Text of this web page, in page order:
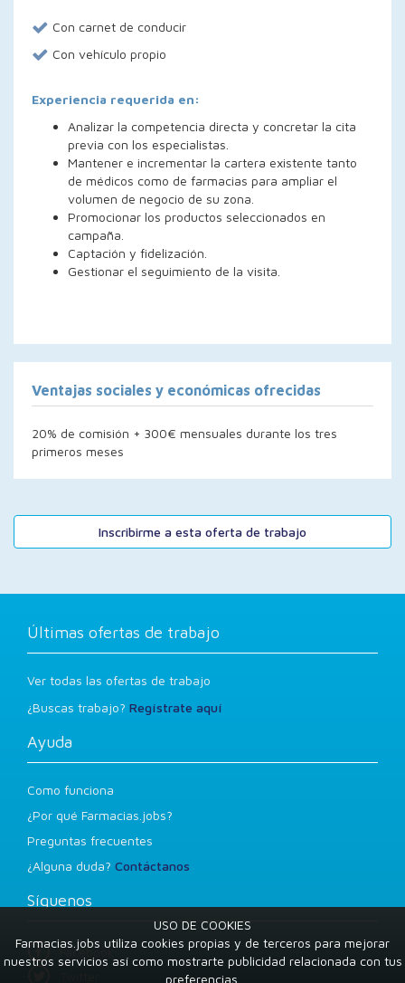
Con carnet de conducir
Con vehículo propio
Experiencia requerida en:
Analizar la competencia directa y concretar la cita
previa con los especialistas.
Mantener e incrementar la cartera existente tanto
de médicos como de farmacias para ampliar el
volumen de negocio de su zona.
Promocionar los productos seleccionados en
campaña.
Captación y fidelización.
Gestionar el seguimiento de la visita.
Ventajas sociales y económicas ofrecidas
20% de comisión + 300€ mensuales durante los tres
primeros meses
Inscribirme a esta oferta de trabajo
Últimas ofertas de trabajo
Ver todas las ofertas de trabajo
¿Buscas trabajo? Regístrate aquí
Ayuda
Como funciona
¿Por qué Farmacias.jobs?
Preguntas frecuentes
¿Alguna duda? Contáctanos
Síguenos
Facebook
USO DE COOKIES
Farmacias.jobs utiliza cookies propias y de terceros para mejorar
nuestros servicios así como mostrarte publicidad relacionada con tus
preferencias.